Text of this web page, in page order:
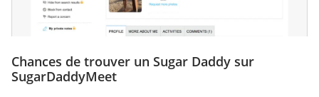
Chances de trouver un Sugar Daddy sur
SugarDaddyMeet